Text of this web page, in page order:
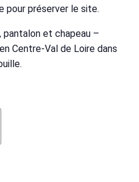
pour préserver le site.
pantalon et chapeau –
Centre-Val de Loire dans